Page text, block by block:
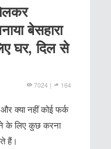
बेसहारा
घर, दिल से
7024 | 164
क्या नहीं कोई फर्क
के लिए कुछ करना
हैं।